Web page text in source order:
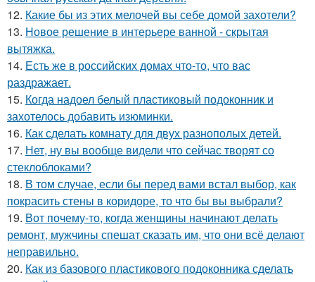
12. Какие бы из этих мелочей вы себе домой захотели?
13. Новое решение в интерьере ванной - скрытая
вытяжка.
14. Есть же в российских домах что-то, что вас
раздражает.
15. Когда надоел белый пластиковый подоконник и
захотелось добавить изюминки.
16. Как сделать комнату для двух разнополых детей.
17. Нет, ну вы вообще видели что сейчас творят со
стеклоблоками?
18. В том случае, если бы перед вами встал выбор, как
покрасить стены в коридоре, то что бы вы выбрали?
19. Вот почему-то, когда женщины начинают делать
ремонт, мужчины спешат сказать им, что они всё делают
неправильно.
20. Как из базового пластикового подоконника сделать